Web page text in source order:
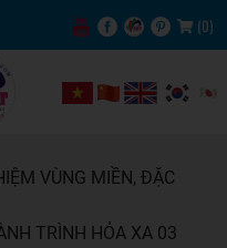
(0)
VÙNG MIỀN, ĐẶC
TRÌNH HỎA XA 03